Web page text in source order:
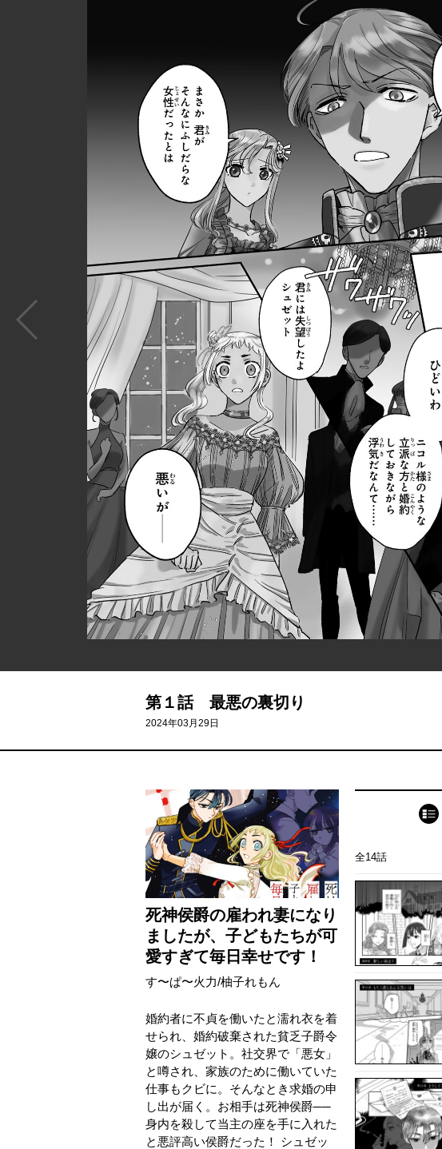
第１話 最悪の裏切り
2024年03月29日
死神侯爵の雇われ妻になり
ましたが、子どもたちが可
愛すぎて毎日幸せです！
す〜ぱ〜火力/柚子れもん
婚約者に不貞を働いたと濡れ衣を着
せられ、婚約破棄された貧乏子爵令
嬢のシュゼット。社交界で「悪女」
と噂され、家族のために働いていた
仕事もクビに。そんなとき求婚の申
し出が届く。お相手は死神侯爵──
身内を殺して当主の座を手に入れた
と悪評高い侯爵だった！ シュゼッ
全14話